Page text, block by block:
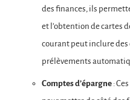
des finances, ils
et l’obtention de cartes
courant peut inclure
prélèvements
Comptes d’épargne :